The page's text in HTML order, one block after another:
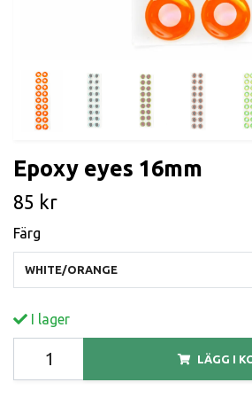
Epoxy eyes 16mm
85 kr
Färg
WHITE/ORANGE
I lager
LÄGG I